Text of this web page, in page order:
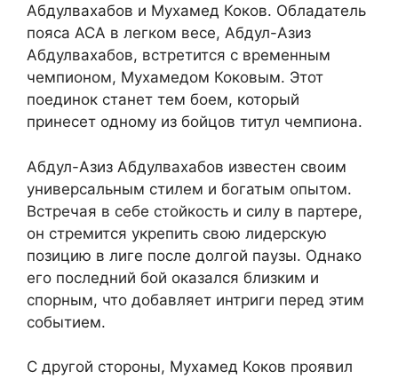
Абдулвахабов и Мухамед Коков. Обладатель
пояса ACA в легком весе, Абдул-Азиз
Абдулвахабов, встретится с временным
чемпионом, Мухамедом Коковым. Этот
поединок станет тем боем, который
принесет одному из бойцов титул чемпиона.
Абдул-Азиз Абдулвахабов известен своим
универсальным стилем и богатым опытом.
Встречая в себе стойкость и силу в партере,
он стремится укрепить свою лидерскую
позицию в лиге после долгой паузы. Однако
его последний бой оказался близким и
спорным, что добавляет интриги перед этим
событием.
С другой стороны, Мухамед Коков проявил